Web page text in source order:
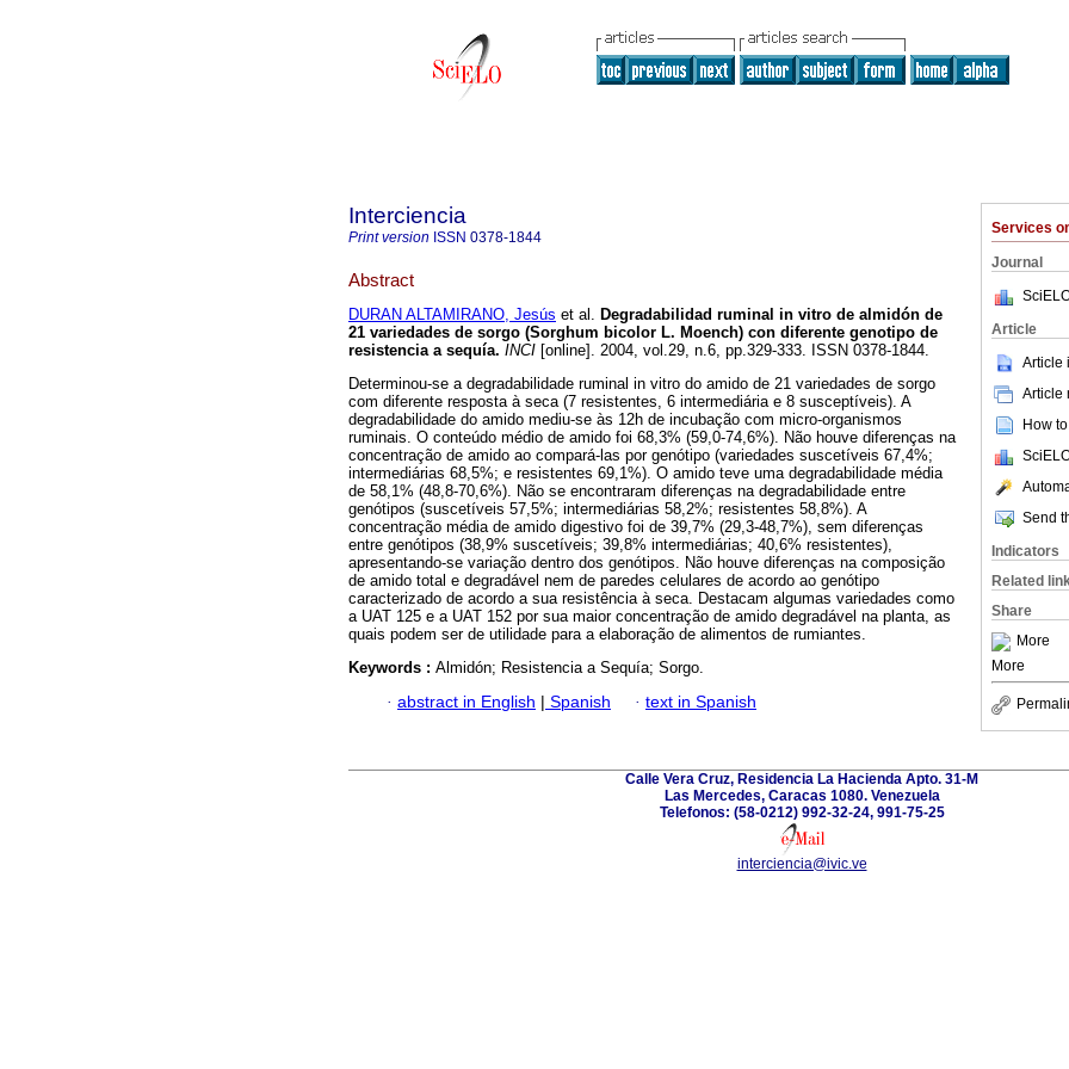
Services
Journal
Article
Article
Article
How
Send
Indicators
Related
Share
More
More
Interciencia
Print version ISSN 0378-1844
Abstract
DURAN ALTAMIRANO, Jesús et al. Degradabilidad ruminal in vitro de almidón de
21 variedades de sorgo (Sorghum bicolor L. Moench) con diferente genotipo de
resistencia a sequía. INCI [online]. 2004, vol.29, n.6, pp.329-333. ISSN 0378-1844.
Determinou-se a degradabilidade ruminal in vitro do amido de 21 variedades de sorgo
com diferente resposta à seca (7 resistentes, 6 intermediária e 8 susceptíveis). A
degradabilidade do amido mediu-se às 12h de incubação com micro-organismos
ruminais. O conteúdo médio de amido foi 68,3% (59,0-74,6%). Não houve diferenças na
concentração de amido ao compará-las por genótipo (variedades suscetíveis 67,4%;
intermediárias 68,5%; e resistentes 69,1%). O amido teve uma degradabilidade média
de 58,1% (48,8-70,6%). Não se encontraram diferenças na degradabilidade entre
genótipos (suscetíveis 57,5%; intermediárias 58,2%; resistentes 58,8%). A
concentração média de amido digestivo foi de 39,7% (29,3-48,7%), sem diferenças
entre genótipos (38,9% suscetíveis; 39,8% intermediárias; 40,6% resistentes),
apresentando-se variação dentro dos genótipos. Não houve diferenças na composição
de amido total e degradável nem de paredes celulares de acordo ao genótipo
caracterizado de acordo a sua resistência à seca. Destacam algumas variedades como
a UAT 125 e a UAT 152 por sua maior concentração de amido degradável na planta, as
quais podem ser de utilidade para a elaboração de alimentos de rumiantes.
Keywords : Almidón; Resistencia a Sequía; Sorgo.
· abstract in English | Spanish · text in Spanish
Calle Vera Cruz, Residencia La Hacienda Apto. 31-M
Las Mercedes, Caracas 1080. Venezuela
Telefonos: (58-0212) 992-32-24, 991-75-25
interciencia@ivic.ve